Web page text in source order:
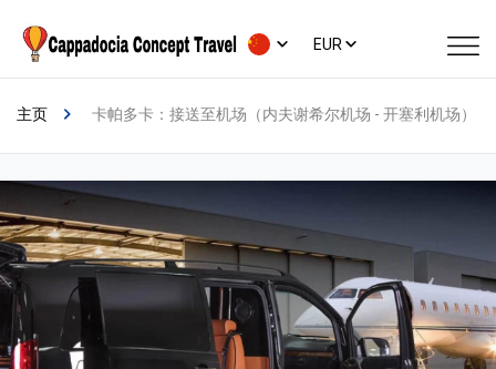
EUR
主页 卡帕多卡：接送至机场（内夫谢希尔机场 - 开塞利机场）